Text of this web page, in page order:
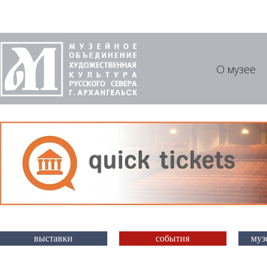
О музее
выставки события